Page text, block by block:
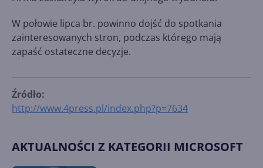
W połowie lipca br. powinno dojść do spotkania
zainteresowanych stron, podczas którego mają
zapaść ostateczne decyzje.
Źródło:
http://www.4press.pl/index.php?p=7634
AKTUALNOŚCI Z KATEGORII MICROSOFT